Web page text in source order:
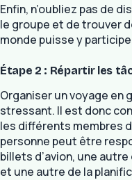
Enfin, n’oubliez pas de
le groupe et de trouver
monde puisse y
Étape 2 : Répartir les
Organiser un voyage
stressant. Il est donc
les différents membres
personne peut être
billets d’avion, une
et une autre de la